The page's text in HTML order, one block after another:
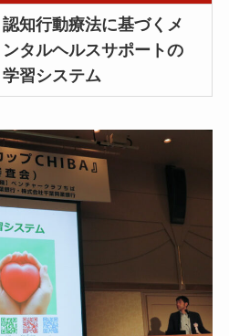
認知行動療法に基づくメ
ンタルヘルスサポートの
学習システム